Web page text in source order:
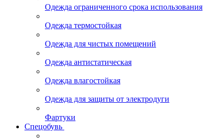
Одежда ограниченного срока использования
Одежда термостойкая
Одежда для чистых помещений
Одежда антистатическая
Одежда влагостойкая
Одежда для защиты от электродуги
Фартуки
Спецобувь